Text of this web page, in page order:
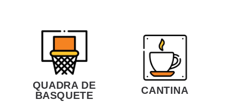
QUADRA DE
BASQUETE
CANTINA